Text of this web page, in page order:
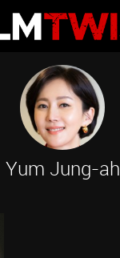
Yum Jung-ah